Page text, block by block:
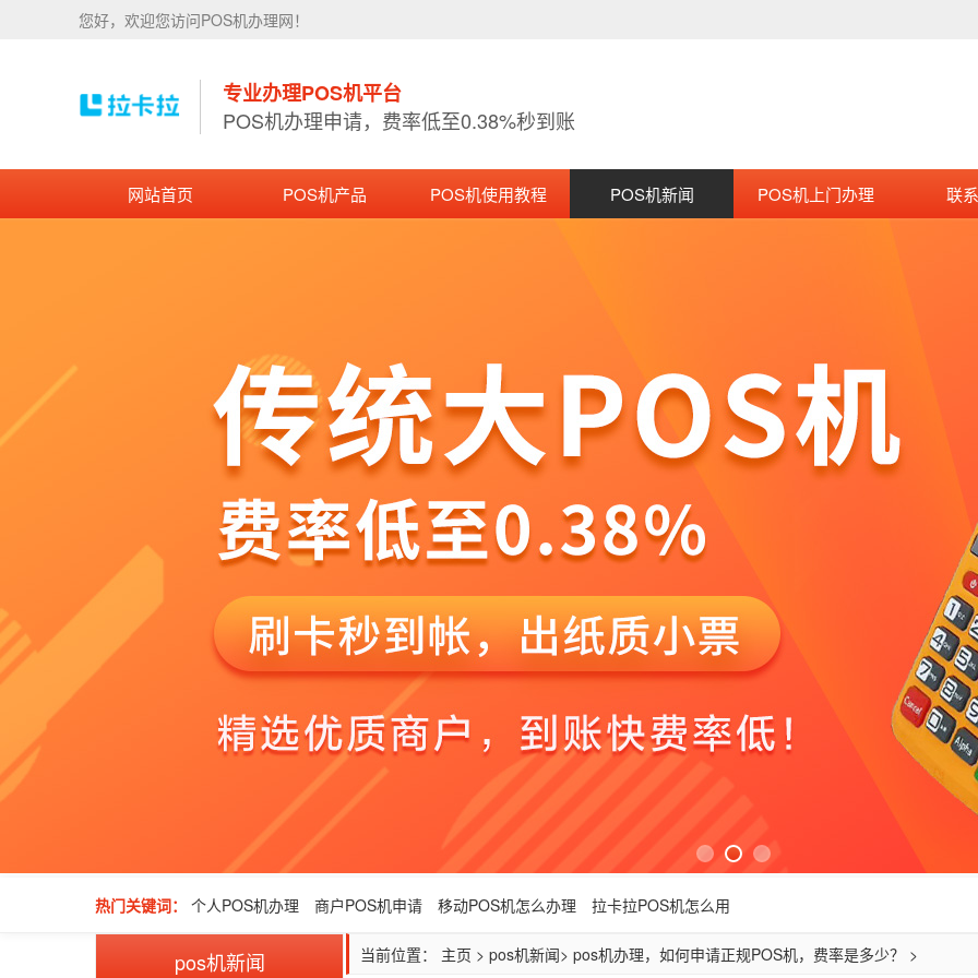
您好，欢迎您访问POS机办理网！
专业办理POS机平台
POS机办理申请，费率低至0.38%秒到账
网站首页 POS机产品 POS机使用教程 POS机新闻 POS机上门办理 联
热门关键词： 个人POS机办理 商户POS机申请 移动POS机怎么办理 拉卡拉POS机怎么用
pos机新闻 当前位置： 主页 > pos机新闻> pos机办理，如何申请正规POS机，费率是多少？ >